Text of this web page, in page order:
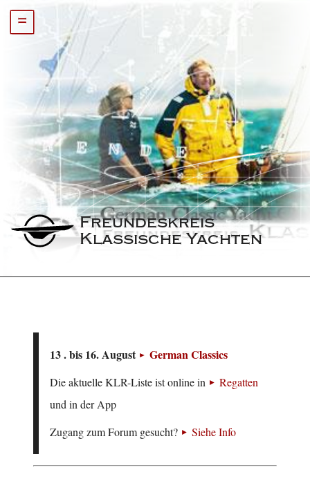
=
Freundeskreis
Klassische Yachten
13 . bis 16. August German Classics
Die aktuelle KLR-Liste ist online in
Regatten
und in der App
Zugang zum Forum gesucht?
Siehe Info